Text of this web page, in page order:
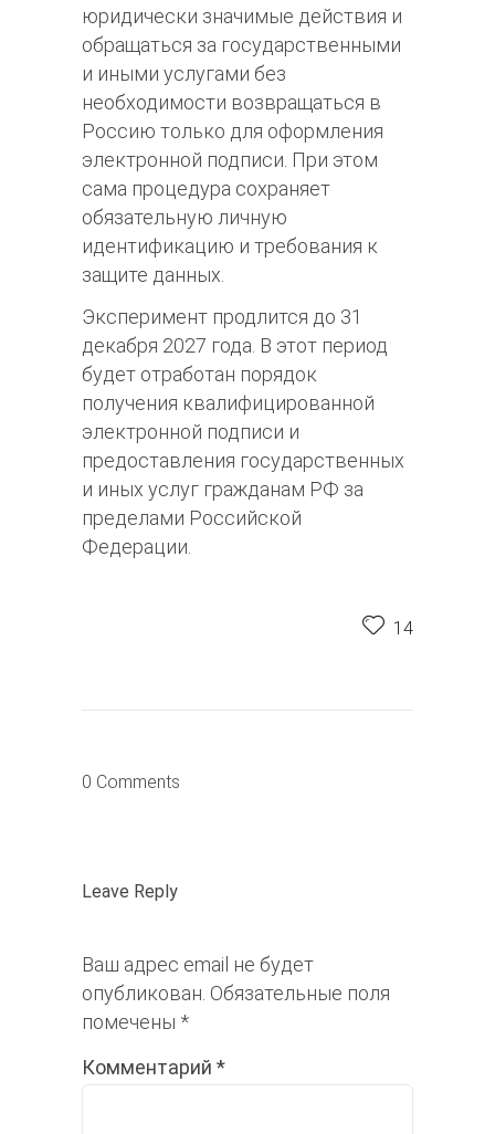
юридически значимые действия и
обращаться за государственными
и иными услугами без
необходимости возвращаться в
Россию только для оформления
электронной подписи. При этом
сама процедура сохраняет
обязательную личную
идентификацию и требования к
защите данных.
Эксперимент продлится до 31
декабря 2027 года. В этот период
будет отработан порядок
получения квалифицированной
электронной подписи и
предоставления государственных
и иных услуг гражданам РФ за
пределами Российской
Федерации.
14
0 Comments
Leave Reply
Ваш адрес email не будет
опубликован. Обязательные поля
помечены *
Комментарий *